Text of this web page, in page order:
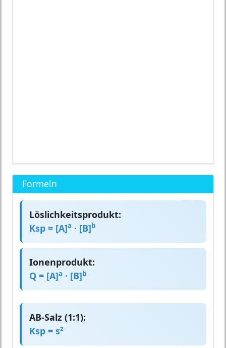
Formeln
Löslichkeitsprodukt:
Ksp = [A]a · [B]b
Ionenprodukt:
Q = [A]a · [B]b
AB-Salz (1:1):
Ksp = s²